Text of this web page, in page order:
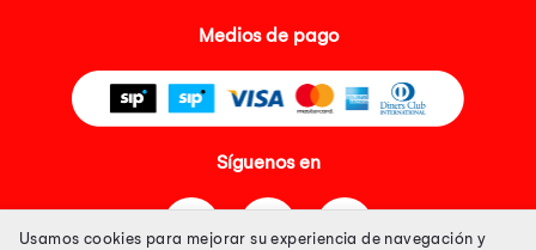
Medios de pago
Síguenos en
Usamos cookies para mejorar su experiencia de navegación y